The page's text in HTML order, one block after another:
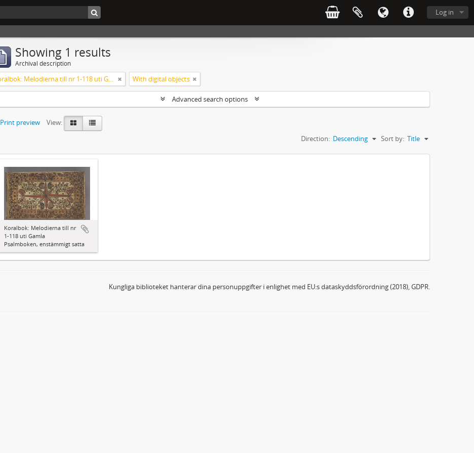
Log in
Showing 1 results
Archival description
Koralbok: Melodierna till nr 1-118 uti Gamla Psalmboken, enstämmigt satta With digital objects
Advanced search options
Print preview
View:
Sort by: Title
Direction: Descending
Koralbok: Melodierna till nr
1-118 uti Gamla
Psalmboken, enstämmigt satta
Kungliga biblioteket hanterar dina personuppgifter i enlighet med EU:s dataskyddsförordning (2018), GDPR.